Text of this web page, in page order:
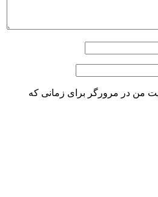
من در مرورگر برای زمانی که